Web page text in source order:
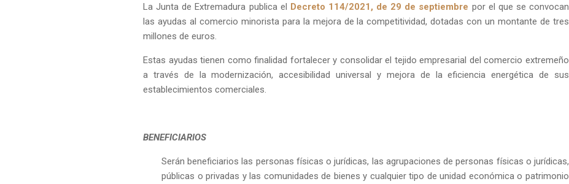
La Junta de Extremadura publica el Decreto 114/2021, de 29 de septiembre por el que se convocan
las ayudas al comercio minorista para la mejora de la competitividad, dotadas con un montante de tres
millones de euros.
Estas ayudas tienen como finalidad fortalecer y consolidar el tejido empresarial del comercio extremeño
a través de la modernización, accesibilidad universal y mejora de la eficiencia energética de sus
establecimientos comerciales.
BENEFICIARIOS
Serán beneficiarios las personas físicas o jurídicas, las agrupaciones de personas físicas o jurídicas,
públicas o privadas y las comunidades de bienes y cualquier tipo de unidad económica o patrimonio